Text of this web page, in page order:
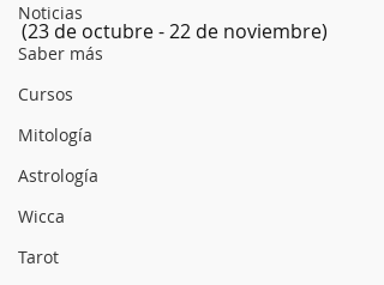
Noticias
Saber más
Cursos
Mitología
Astrología
Wicca
Tarot
(23 de octubre - 22 de noviembre)